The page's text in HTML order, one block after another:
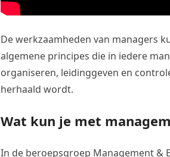
De werkzaamheden van managers
algemene principes die in iedere
organiseren, leidinggeven en
herhaald wordt.
Wat kun je met
In de beroepsgroep Management &